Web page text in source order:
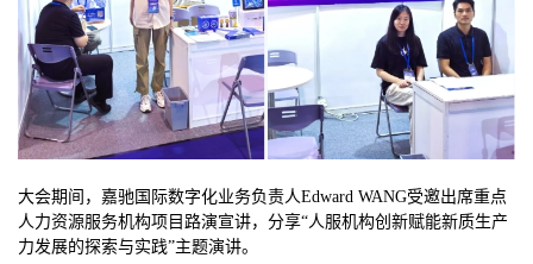
大会期间，嘉驰国际数字化业务负责人Edward WANG受邀出席重点
人力资源服务机构项目路演宣讲，分享“人服机构创新赋能新质生产
力发展的探索与实践”主题演讲。